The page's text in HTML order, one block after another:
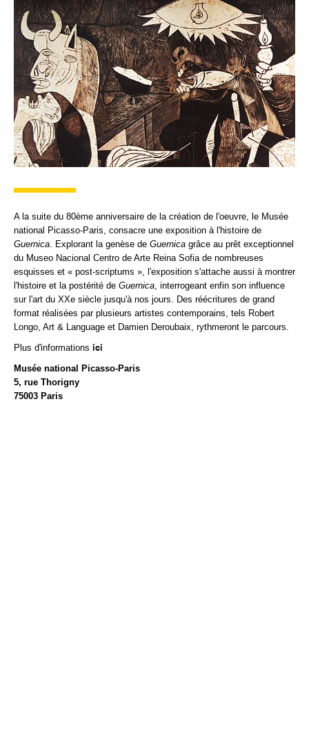
A la suite du 80ème anniversaire de la création de l'oeuvre, le Musée
national Picasso-Paris, consacre une exposition à l'histoire de
Guernica. Explorant la genèse de Guernica grâce au prêt exceptionnel
du Museo Nacional Centro de Arte Reina Sofia de nombreuses
esquisses et « post-scriptums », l'exposition s'attache aussi à montrer
l'histoire et la postérité de Guernica, interrogeant enfin son influence
sur l'art du XXe siècle jusqu'à nos jours. Des réécritures de grand
format réalisées par plusieurs artistes contemporains, tels Robert
Longo, Art & Language et Damien Deroubaix, rythmeront le parcours.
Plus d'informations ici
Musée national Picasso-Paris
5, rue Thorigny
75003 Paris